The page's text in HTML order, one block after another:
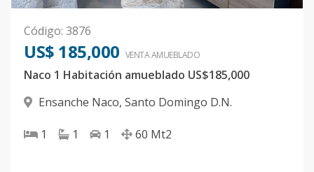
Código: 3876
US$ 185,000 VENTA AMUEBLADO
Naco 1 Habitación amueblado US$185,000
Ensanche Naco, Santo Domingo D.N.
1 1 1 60 Mt2